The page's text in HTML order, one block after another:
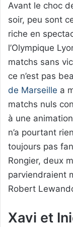
Avant le choc
soir, peu sont
riche en
l’Olympique
matchs sans
ce n’est pas
de Marseille a
matchs nuls
à une
n’a pourtant
toujours pas
Rongier, deux
parviendraient
Robert
Xavi et